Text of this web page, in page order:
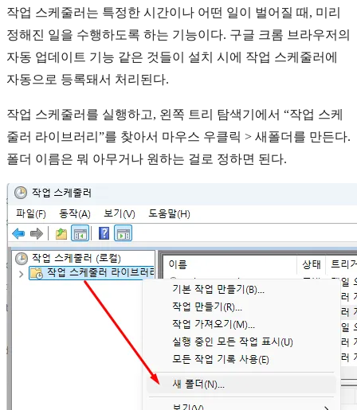
작업 스케줄러는 특정한 시간이나 어떤 일이 벌어질 때, 미리
정해진 일을 수행하도록 하는 기능이다. 구글 크롬 브라우저의
자동 업데이트 기능 같은 것들이 설치 시에 작업 스케줄러에
자동으로 등록돼서 처리된다.
작업 스케줄러를 실행하고, 왼쪽 트리 탐색기에서 “작업 스케
줄러 라이브러리”를 찾아서 마우스 우클릭 > 새폴더를 만든다.
폴더 이름은 뭐 아무거나 원하는 걸로 정하면 된다.